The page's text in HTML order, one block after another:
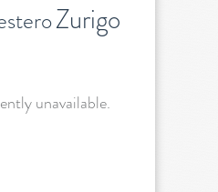
Zurigo
unavailable.